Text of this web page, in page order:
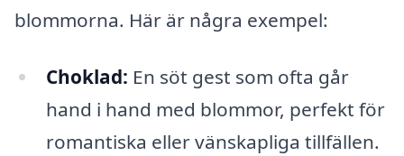
blommorna. Här är några exempel:
Choklad: En söt gest som ofta går
hand i hand med blommor, perfekt för
romantiska eller vänskapliga tillfällen.